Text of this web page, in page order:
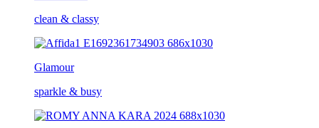
clean & classy
Glamour
sparkle & busy